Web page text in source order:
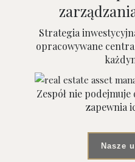
Strategia
opracowywane
Zespół nie
zapewnia
Nasze